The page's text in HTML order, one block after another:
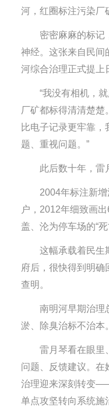
河，红圈标注污染厂
密密麻麻的标记
神经。这张来自民间
河综合治理正式提上
“我没有相机，
厂矿都标得清清楚楚
比电子记录更牢靠，
题、重视问题。”
此后数十年，雷
2004年标注新
户，2012年细致画
盖、沦为停车场的“死
这幅承载着民生
府后，很快得到明确
查明。
南明河早期治理
淤、除臭治标不治本。
雷月琴看在眼里
问题、反馈建议。在
治理迎来深刻转变
单点攻坚转向系统施